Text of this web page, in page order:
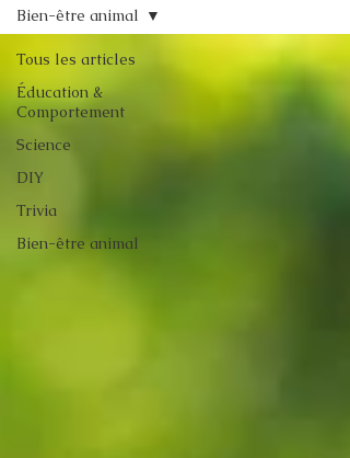
Tous les articles
Éducation &
Comportement
Science
DIY
Trivia
Bien-être animal
Bien-être animal